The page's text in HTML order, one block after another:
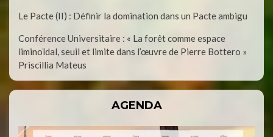
Le Pacte (II) : Définir la domination dans un Pacte ambigu
Conférence Universitaire : « La forêt comme espace
liminoïdal, seuil et limite dans l’œuvre de Pierre Bottero »
Priscillia Mateus
AGENDA